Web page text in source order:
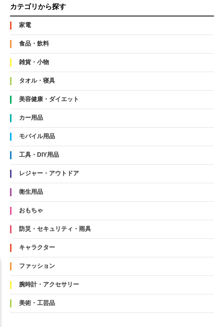
カテゴリから探す
家電
食品・飲料
雑貨・小物
タオル・寝具
美容健康・ダイエット
カー用品
モバイル用品
工具・DIY用品
レジャー・アウトドア
衛生用品
おもちゃ
防災・セキュリティ・雨具
キャラクター
ファッション
腕時計・アクセサリー
美術・工芸品